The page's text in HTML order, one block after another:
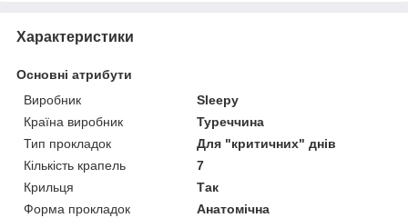
Характеристики
Основні атрибути
Виробник
Sleepy
Країна виробник
Туреччина
Тип прокладок
Для "критичних" днів
Кількість крапель
7
Крильця
Так
Форма прокладок
Анатомічна